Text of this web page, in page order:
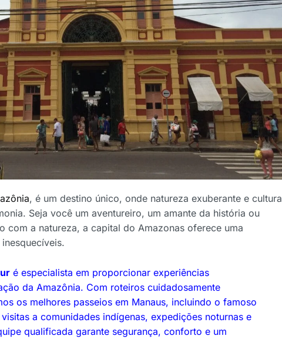
, é um destino único, onde natureza exuberante e cultura
Seja você um aventureiro, um amante da história ou
com a natureza, a capital do Amazonas oferece uma
é especialista em proporcionar experiências
da Amazônia. Com roteiros cuidadosamente
os melhores passeios em Manaus, incluindo o famoso
a comunidades indígenas, expedições noturnas e
qualificada garante segurança, conforto e um